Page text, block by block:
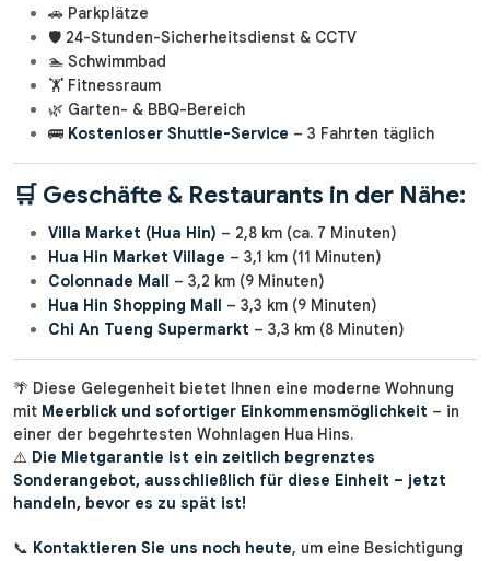
🚗 Parkplätze
🛡️ 24-Stunden-Sicherheitsdienst & CCTV
🏊 Schwimmbad
🏋️ Fitnessraum
🌿 Garten- & BBQ-Bereich
🚌 Kostenloser Shuttle-Service – 3 Fahrten täglich
🛒 Geschäfte & Restaurants in der Nähe:
Villa Market (Hua Hin) – 2,8 km (ca. 7 Minuten)
Hua Hin Market Village – 3,1 km (11 Minuten)
Colonnade Mall – 3,2 km (9 Minuten)
Hua Hin Shopping Mall – 3,3 km (9 Minuten)
Chi An Tueng Supermarkt – 3,3 km (8 Minuten)
🌴 Diese Gelegenheit bietet Ihnen eine moderne Wohnung
mit Meerblick und sofortiger Einkommensmöglichkeit – in
einer der begehrtesten Wohnlagen Hua Hins.
⚠️ Die Mietgarantie ist ein zeitlich begrenztes
Sonderangebot, ausschließlich für diese Einheit – jetzt
handeln, bevor es zu spät ist!
📞 Kontaktieren Sie uns noch heute, um eine Besichtigung